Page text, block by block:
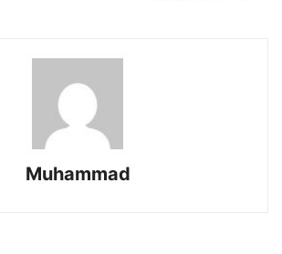
Muhammad